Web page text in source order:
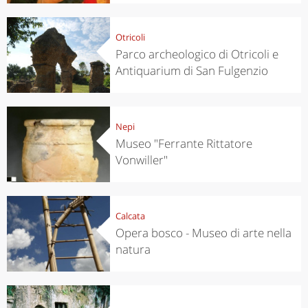
Otricoli
Parco archeologico di Otricoli e
Antiquarium di San Fulgenzio
Nepi
Museo "Ferrante Rittatore
Vonwiller"
Calcata
Opera bosco - Museo di arte nella
natura